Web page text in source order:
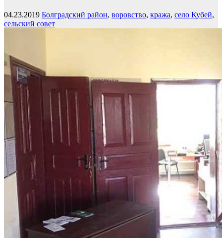
04.23.2019 Болградский район, воровство, кража, село Кубей,
сельский совет